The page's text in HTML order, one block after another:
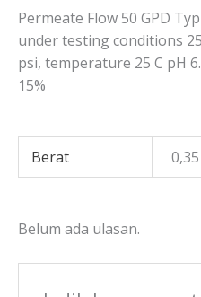
Permeate Flow 50 GPD
under testing conditions
psi, temperature 25 C pH
Berat
Belum ada ulasan.